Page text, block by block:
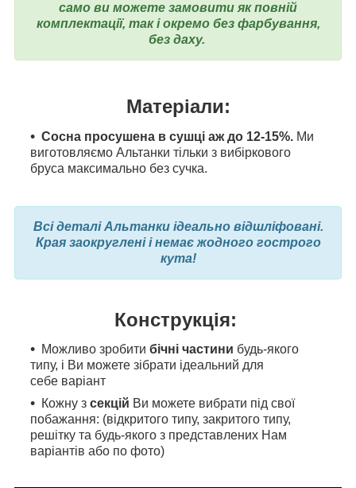
само ви можете замовити як повній
комплектації, так і окремо без фарбування,
без даху.
Матеріали:
Сосна просушена в сушці аж до 12-15%. Ми
виготовляємо Альтанки тільки з вибіркового
бруса максимально без сучка.
Всі деталі Альтанки ідеально відшліфовані.
Края заокруглені і немає жодного гострого
кута!
Конструкція:
Можливо зробити бічні частини будь-якого
типу, і Ви можете зібрати ідеальний для
себе варіант
Кожну з секцій Ви можете вибрати під свої
побажання: (відкритого типу, закритого типу,
решітку та будь-якого з представлених Нам
варіантів або по фото)